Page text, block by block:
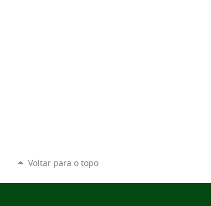
Voltar para o topo